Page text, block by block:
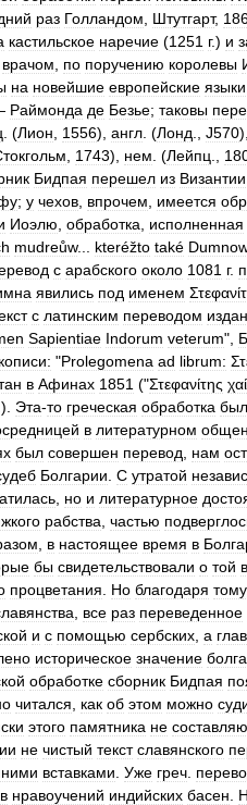
раз Голландом Штутгарт,
кастильское наречие (1251 г.) и
врачом по поручению королевы
на новейшие европейские языки
Раймонда де Безье; таковы
. (Лион 1556), англ . (Лонд J570),
1743), нем . (Лейпц
Бидпая перешел из Византии
; у чехов впрочем имеется
Иоэлю обработка исполненная
mudreůw... kteréžto také
с арабского около 1081 г.
явились под именем
с латинским переводом издан
Sapientiae Indorum veterum",
"Prolegomena ad librum:
в Афинах 1851 ("Στεφανίτης χαί
.). Эта-то греческая обработка
в литературном
был совершен перевод нам
Болгарии С утратой
но и литературное
рабства частью
в настоящее время в
бы свидетельствовали о той
процветания Но благодаря тому,
все раз переведенное
и с помощью сербских а
историческое значение
обработке сборник Бидпая
читался как об этом можно
этого памятника не
не чистый текст славянского
вставками Уже греч
нравоучений индийских басен